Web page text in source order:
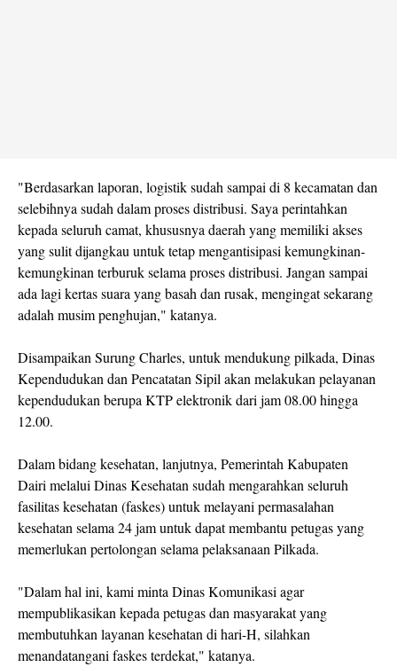
"Berdasarkan laporan, logistik sudah sampai di 8 kecamatan dan
selebihnya sudah dalam proses distribusi. Saya perintahkan
kepada seluruh camat, khususnya daerah yang memiliki akses
yang sulit dijangkau untuk tetap mengantisipasi kemungkinan-
kemungkinan terburuk selama proses distribusi. Jangan sampai
ada lagi kertas suara yang basah dan rusak, mengingat sekarang
adalah musim penghujan," katanya.
Disampaikan Surung Charles, untuk mendukung pilkada, Dinas
Kependudukan dan Pencatatan Sipil akan melakukan pelayanan
kependudukan berupa KTP elektronik dari jam 08.00 hingga
12.00.
Dalam bidang kesehatan, lanjutnya, Pemerintah Kabupaten
Dairi melalui Dinas Kesehatan sudah mengarahkan seluruh
fasilitas kesehatan (faskes) untuk melayani permasalahan
kesehatan selama 24 jam untuk dapat membantu petugas yang
memerlukan pertolongan selama pelaksanaan Pilkada.
"Dalam hal ini, kami minta Dinas Komunikasi agar
mempublikasikan kepada petugas dan masyarakat yang
membutuhkan layanan kesehatan di hari-H, silahkan
menandatangani faskes terdekat," katanya.